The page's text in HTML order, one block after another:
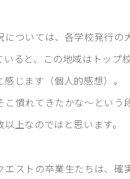
ついては、各学校発行
いると、この地域はトップ
じます（個人的感想）。
こ慣れてきたかな～とい
上なのではと思います。
ストの卒業生たちは、確